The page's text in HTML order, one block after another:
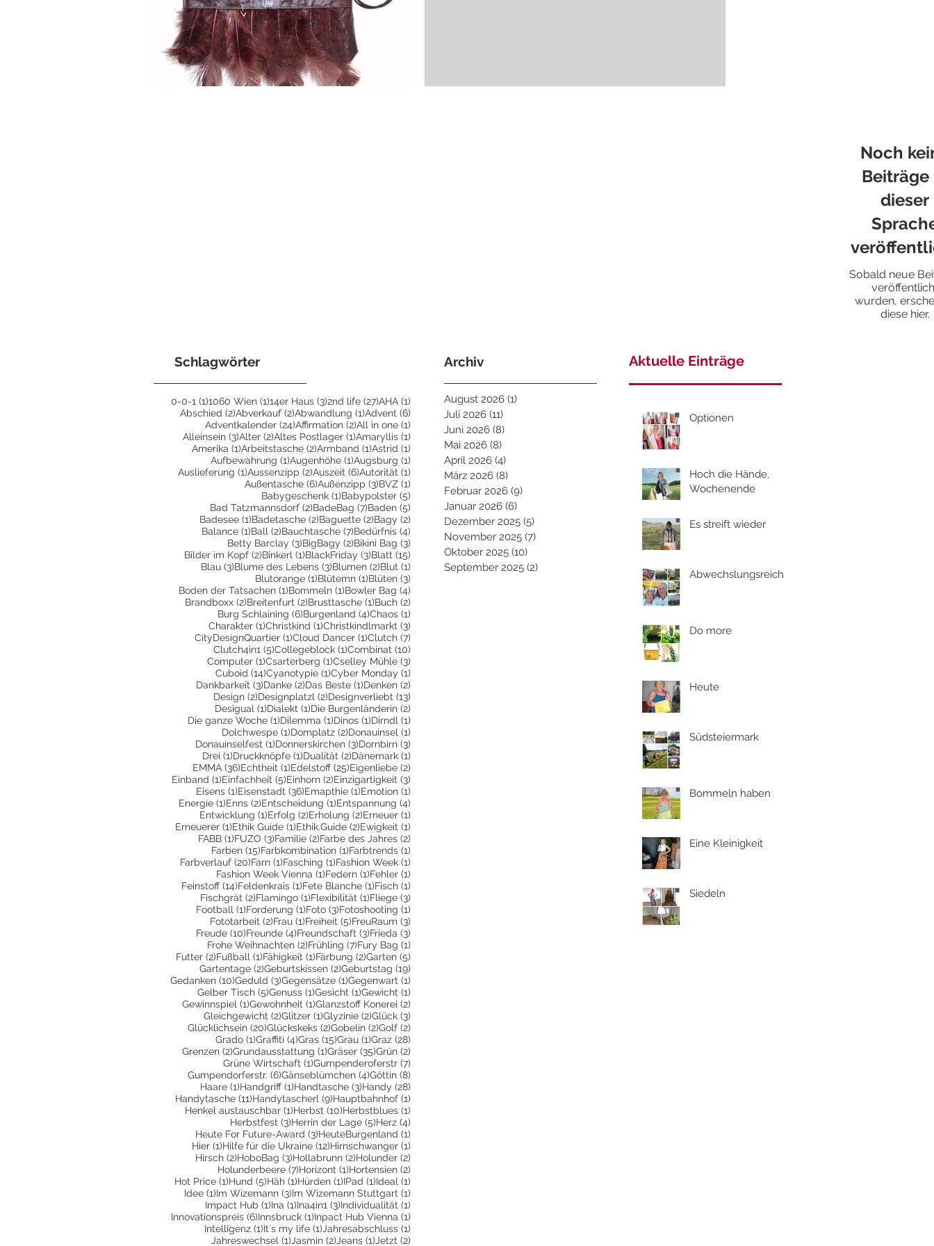
Schlagwörter
0-0-1 (1)1 Beitrag
1060 Wien (1)1 Beitrag
14er Haus (3)3 Beiträge
2nd life (27)27 Beiträge
AHA (1) 1 Beitrag
Abschied (2)2 Beiträge
Abverkauf (2)2 Beiträge
Abwandlung (1)1 Beitrag
Advent (6) 6 Beiträge
Adventkalender (24)24 Beiträge
Affirmation (2)2 Beiträge
All in one (1) 1 Beitrag
Alleinsein (3)3 Beiträge
Alter (2)2 Beiträge
Altes Postlager (1)1 Beitrag
Amaryllis (1) 1 Beitrag
Amerika (1)1 Beitrag
Arbeitstasche (2)2 Beiträge
Armband (1)1 Beitrag
Astrid (1) 1 Beitrag
Aufbewahrung (1)1 Beitrag
Augenhöhe (1)1 Beitrag
Augsburg (1) 1 Beitrag
Auslieferung (1)1 Beitrag
Aussenzipp (2)2 Beiträge
Auszeit (6)6 Beiträge
Autorität (1) 1 Beitrag
Außentasche (6)6 Beiträge
Außenzipp (3)3 Beiträge
BVZ (1)
Babygeschenk (1)1 Beitrag
Babypolster (5) 5 Beiträge
Bad Tatzmannsdorf (2)2 Beiträge
BadeBag (7)7 Beiträge
Baden (5) 5 Beiträge
Badesee (1)1 Beitrag
Badetasche (2)2 Beiträge
Baguette (2)2 Beiträge
Bagy (2) 2 Beiträge
Balance (1)1 Beitrag
Ball (2)2 Beiträge
Bauchtasche (7)7 Beiträge
Bedürfnis (4) 4 Beiträge
Betty Barclay (3)3 Beiträge
BigBagy (2)2 Beiträge
Bikini Bag (3) 3 Beiträge
Bilder im Kopf (2)2 Beiträge
Binkerl (1)1 Beitrag
BlackFriday (3)3 Beiträge
Blatt (15) 15 Beiträge
Blau (3)3 Beiträge
Blume des Lebens (3)3 Beiträge
Blumen (2)2 Beiträge
Blut (1) 1 Beitrag
Blutorange (1)1 Beitrag
Blütemn (1)1 Beitrag
Blüten (3)
Boden der Tatsachen (1)1 Beitrag
Bommeln (1)1 Beitrag
Bowler Bag (4)
Brandboxx (2)2 Beiträge
Breitenfurt (2)2 Beiträge
Brusttasche (1)1 Beitrag
Buch (2)
Burg Schlaining (6)6 Beiträge
Burgenland (4)4 Beiträge
Chaos (1)
Charakter (1)1 Beitrag
Christkind (1)1 Beitrag
Christkindlmarkt (3)
CityDesignQuartier (1)1 Beitrag
Cloud Dancer (1)1 Beitrag
Clutch (7)
Clutch4in1 (5)5 Beiträge
Collegeblock (1)1 Beitrag
Combinat (10)
Computer (1)1 Beitrag
Csarterberg (1)1 Beitrag
Cselley Mühle (3)
Cuboid (14)14 Beiträge
Cyanotypie (1)1 Beitrag
Cyber Monday (1)
Dankbarkeit (3)3 Beiträge
Danke (2)2 Beiträge
Das Beste (1)1 Beitrag
Denken (2)
Design (2)2 Beiträge
Designplatzl (2)2 Beiträge
Designverliebt (13)
Desigual (1)1 Beitrag
Dialekt (1)1 Beitrag
Die Burgenländerin (2)
Die ganze Woche (1)1 Beitrag
Dilemma (1)1 Beitrag
Dinos (1)1 Beitrag
Dirndl (1)
Dolchwespe (1)1 Beitrag
Domplatz (2)2 Beiträge
Donauinsel (1)
Donauinselfest (1)1 Beitrag
Donnerskirchen (3)3 Beiträge
Dornbirn (3)
Drei (1)1 Beitrag
Druckknöpfe (1)1 Beitrag
Dualität (2)2 Beiträge
Dänemark (1)
EMMA (36)36 Beiträge
Echtheit (1)1 Beitrag
Edelstoff (25)25 Beiträge
Eigenliebe (2)
Einband (1)1 Beitrag
Einfachheit (5)5 Beiträge
Einhorn (2)2 Beiträge
Einzigartigkeit (3)
Eisens (1)1 Beitrag
Eisenstadt (36)36 Beiträge
Emapthie (1)1 Beitrag
Emotion (1)
Energie (1)1 Beitrag
Enns (2)2 Beiträge
Entscheidung (1)1 Beitrag
Entspannung (4)
Entwicklung (1)1 Beitrag
Erfolg (2)2 Beiträge
Erholung (2)2 Beiträge
Erneuer (1)
Erneuerer (1)1 Beitrag
Ethik Guide (1)1 Beitrag
Ethik.Guide (2)2 Beiträge
Ewigkeit (1)
FABB (1)1 Beitrag
FUZO (3)3 Beiträge
Familie (2)2 Beiträge
Farbe des Jahres (2)
Farben (15)15 Beiträge
Farbkombination (1)1 Beitrag
Farbtrends (1)
Farbverlauf (20)20 Beiträge
Farn (1)1 Beitrag
Fasching (1)1 Beitrag
Fashion Week (1)
Fashion Week Vienna (1)1 Beitrag
Federn (1)1 Beitrag
Fehler (1)
Feinstoff (14)14 Beiträge
Feldenkrais (1)1 Beitrag
Fete Blanche (1)1 Beitrag
Fisch (1)
Fischgrät (2)2 Beiträge
Flamingo (1)1 Beitrag
Flexibilität (1)1 Beitrag
Fliege (3)
Football (1)1 Beitrag
Forderung (1)1 Beitrag
Foto (3)3 Beiträge
Fotoshooting (1)
Fototarbeit (2)2 Beiträge
Frau (1)1 Beitrag
Freiheit (5)5 Beiträge
FreuRaum (3)
Freude (10)10 Beiträge
Freunde (4)4 Beiträge
Freundschaft (3)3 Beiträge
Frieda (3)
Frohe Weihnachten (2)2 Beiträge
Frühling (7)7 Beiträge
Fury Bag (1)
Futter (2)2 Beiträge
Fußball (1)1 Beitrag
Fähigkeit (1)1 Beitrag
Färbung (2)2 Beiträge
Garten (5)
Gartentage (2)2 Beiträge
Geburtskissen (2)2 Beiträge
Geburtstag (19)
Gedanken (10)10 Beiträge
Geduld (3)3 Beiträge
Gegensätze (1)1 Beitrag
Gegenwart (1)
Gelber Tisch (5)5 Beiträge
Genuss (1)1 Beitrag
Gesicht (1)1 Beitrag
Gewicht (1)
Gewinnspiel (1)1 Beitrag
Gewohnheit (1)1 Beitrag
Glanzstoff Konerei (2)
Gleichgewicht (2)2 Beiträge
Glitzer (1)1 Beitrag
Glyzinie (2)2 Beiträge
Glück (3)
Glücklichsein (20)20 Beiträge
Glückskeks (2)2 Beiträge
Gobelin (2)2 Beiträge
Golf (2)
Grado (1)1 Beitrag
Graffiti (4)4 Beiträge
Gras (15)15 Beiträge
Grau (1)1 Beitrag
Graz (28)
Grenzen (2)2 Beiträge
Grundausstattung (1)1 Beitrag
Gräser (35)35 Beiträge
Grün (2)
Grüne Wirtschaft (1)1 Beitrag
Gumpenderoferstr (7)
Gumpendorferstr. (6)6 Beiträge
Gänseblümchen (4)4 Beiträge
Göttin (8)
Haare (1)1 Beitrag
Handgriff (1)1 Beitrag
Handtasche (3)3 Beiträge
Handy (28)
Handytasche (11)11 Beiträge
Handytascherl (9)9 Beiträge
Hauptbahnhof (1)
Henkel austauschbar (1)1 Beitrag
Herbst (10)10 Beiträge
Herbstblues (1)
Herbstfest (3)3 Beiträge
Herrin der Lage (5)5 Beiträge
Herz (4)
Heute For Future-Award (3)3 Beiträge
HeuteBurgenland (1)
Hier (1)1 Beitrag
Hilfe für die Ukraine (12)12 Beiträge
Hirnschwanger (1)
Hirsch (2)2 Beiträge
HoboBag (3)3 Beiträge
Hollabrunn (2)2 Beiträge
Holunder (2)
Holunderbeere (7)7 Beiträge
Horizont (1)1 Beitrag
Hortensien (2)
Hot Price (1)1 Beitrag
Hund (5)5 Beiträge
Häh (1)1 Beitrag
Hürden (1)1 Beitrag
IPad (1)1 Beitrag
Ideal (1)
Idee (1)1 Beitrag
Im Wizemann (3)3 Beiträge
Im Wizemann Stuttgart (1)
Impact Hub (1)1 Beitrag
Ina (1)1 Beitrag
Ina4in1 (3)3 Beiträge
Individualität (1)
Innovationspreis (6)6 Beiträge
Innsbruck (1)1 Beitrag
Inpact Hub Vienna (1)
Intelligenz (1)1 Beitrag
It´s my life (1) 1 Beitrag
Jahresabschluss (1)
Jahreswechsel (1) 1 Beitrag
Jasmin (2) 2 Beiträge
Jeans (1) 1 Beitrag
Jetzt (2)
Archiv
August 2026 (1)
Juli 2026 (11)
Juni 2026 (8)
Mai 2026 (8)
April 2026 (4)
März 2026 (8)
Februar 2026 (9)
Januar 2026 (6)
Dezember 2025 (5)
November 2025 (7)
Oktober 2025 (10)
September 2025 (2)
Aktuelle Einträge
Optionen
Hoch die Hände,
Wochenende
Es streift wieder
Abwechslungsreich
Do more
Heute
Südsteiermark
Bommeln haben
Eine Kleinigkeit
Siedeln
Noch
Beiträge
dieser
Sobald neue
wurden,
diese hier.